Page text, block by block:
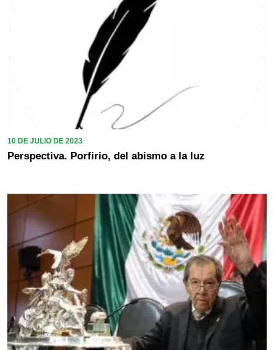
10 DE JULIO DE 2023
Perspectiva. Porfirio, del abismo a la luz